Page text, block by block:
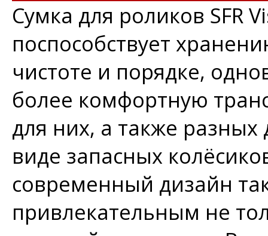
Сумка для роликов SFR
поспособствует
чистоте и порядке,
более комфортную
для них, а также разных
виде запасных
современный дизайн
привлекательным не